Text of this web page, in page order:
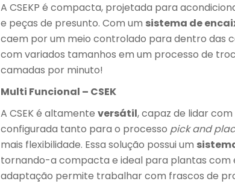
A CSEKP é compacta, projetada para
e peças de presunto. Com um sistema de
caem por um meio controlado para dentro das
com variados tamanhos em um processo de
camadas por minuto!
Multi Funcional – CSEK
A CSEK é altamente versátil, capaz de lidar com
configurada tanto para o processo pick and
mais flexibilidade. Essa solução possui um
tornando-a compacta e ideal para plantas com
adaptação permite trabalhar com frascos de